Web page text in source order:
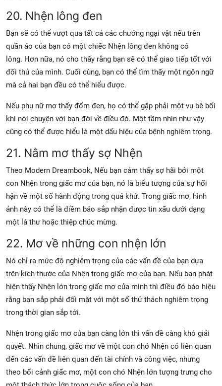
20. Nhện lông đen
Bạn sẽ có thể vượt qua tất cả các chướng ngại vật nếu trên
quần áo của bạn có một chiếc Nhện lông đen không có
lông. Hơn nữa, nó cho thấy rằng bạn sẽ có thể giao tiếp tốt với
đối thủ của mình. Cuối cùng, bạn có thể tìm thấy một ngôn ngữ
mà cả hai bạn đều có thể hiểu được.
Nếu phụ nữ mơ thấy đốm đen, họ có thể gặp phải một vụ bê bối
khi nói chuyện với bạn đời về điều đó. Một tầm nhìn như vậy
cũng có thể được hiểu là một dấu hiệu của bệnh nghiêm trọng.
21. Nằm mơ thấy sợ Nhện
Theo Modern Dreambook, Nếu bạn cảm thấy sợ hãi bởi một
con Nhện trong giấc mơ của bạn, nó là biểu tượng của sự hối
hận về một số hành động trong quá khứ. Trong giấc mơ, hình
ảnh này có thể là điềm báo sắp nhận được tin xấu dưới dạng
một lá thư hoặc thiệp chúc mừng.
22. Mơ về những con nhện lớn
Nó chỉ ra mức độ nghiêm trọng của các vấn đề của bạn dựa
trên kích thước của Nhện trong giấc mơ của bạn. Nếu bạn phát
hiện thấy Nhện lớn trong giấc mơ của mình thì điều đó báo hiệu
rằng bạn sắp phải đối mặt với một số thử thách nghiêm trọng
trong thời gian sắp tới.
Nhện trong giấc mơ của bạn càng lớn thì vấn đề càng khó giải
quyết. Nhìn chung, giấc mơ về một con chó Nhện có liên quan
đến các vấn đề liên quan đến tài chính và công việc, nhưng
theo bối cảnh giấc mơ, một con chó Nhện lớn tượng trưng cho